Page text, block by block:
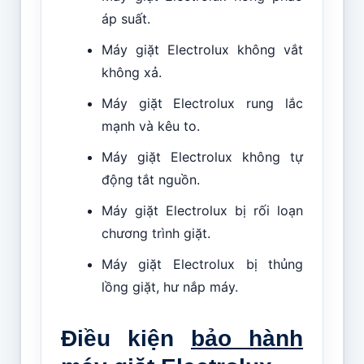
áp suất.
Máy giặt Electrolux không vắt
không xả.
Máy giặt Electrolux rung lắc
mạnh và kêu to.
Máy giặt Electrolux không tự
động tắt nguồn.
Máy giặt Electrolux bị rối loạn
chương trình giặt.
Máy giặt Electrolux bị thủng
lồng giặt, hư nắp máy.
Điều kiện
bảo hành